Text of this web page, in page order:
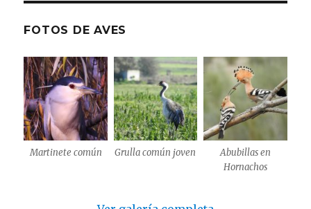
FOTOS DE AVES
Martinete común Grulla común joven
Abubillas en
Hornachos